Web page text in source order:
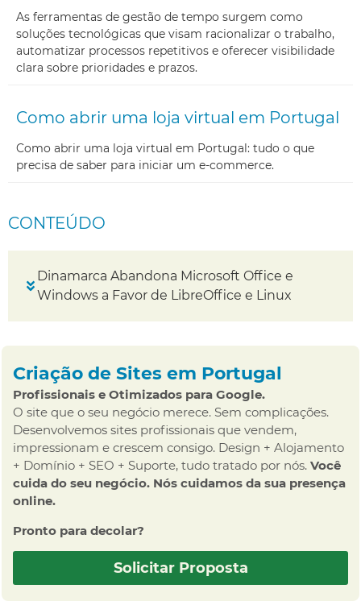
As ferramentas de gestão de tempo surgem como
soluções tecnológicas que visam racionalizar o trabalho,
automatizar processos repetitivos e oferecer visibilidade
clara sobre prioridades e prazos.
Como abrir uma loja virtual em Portugal
Como abrir uma loja virtual em Portugal: tudo o que
precisa de saber para iniciar um e-commerce.
CONTEÚDO
Dinamarca Abandona Microsoft Office e
Windows a Favor de LibreOffice e Linux
Criação de Sites em Portugal
Profissionais e Otimizados para Google.
O site que o seu negócio merece. Sem complicações.
Desenvolvemos sites profissionais que vendem,
impressionam e crescem consigo. Design + Alojamento
+ Domínio + SEO + Suporte, tudo tratado por nós. Você
cuida do seu negócio. Nós cuidamos da sua presença
online.
Pronto para decolar?
Solicitar Proposta